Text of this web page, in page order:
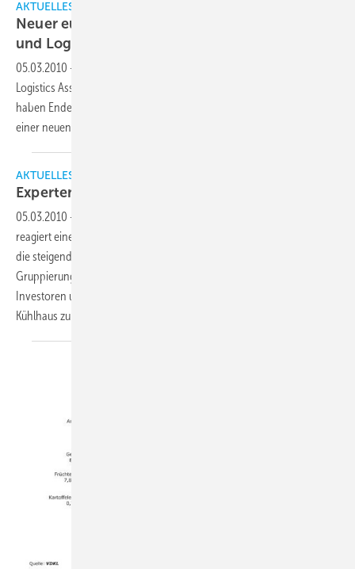
AKTUELLES
Neuer europäischer Verband für Kühlhäuser
und Logistik
05.03.2010 -
Logistics Association (ECSLA) und Global Cold Chain Alliance (GCCA)
haben Ende Februar in Amsterdam ein Abkommen zur Gründung
einer neuen, gemeinsamen Organisation
AKTUELLES
Experten für Kühlhäuser unter einem
05.03.2010 -
reagiert eine Gruppe international führender Kühlhausspezialisten auf
die steigenden Anforderungen des Marktes. Ziel der neuen
Gruppierung ist es, Kühlhausbetreibern, Logistikunternehmen,
Investoren und Planern mit fundierten Informationen zum Thema
Kühlhaus zur Seite zu